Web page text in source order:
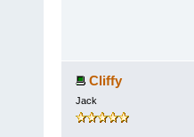
Cliffy
Jack